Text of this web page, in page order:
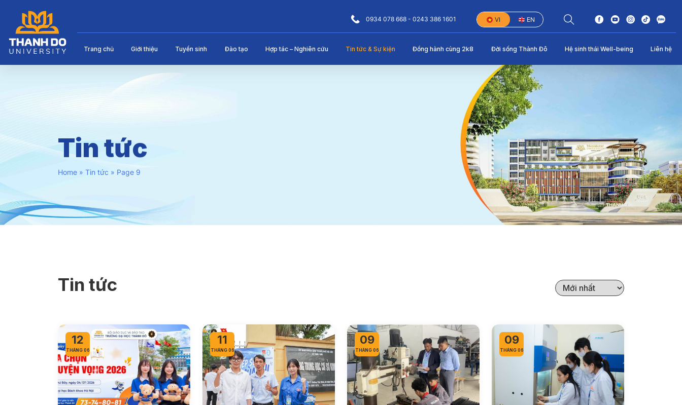
0934 078 668 - 0243 386 1601 VI EN
Trang chủ Giới thiệu Tuyển sinh Đào tạo Hợp tác – Nghiên cứu Tin tức & Sự kiện Đồng hành cùng 2k8 Đời sống Thành Đô Hệ sinh thái Well-being Liên hệ
Tin tức
Home » Tin tức » Page 9
Tin tức
12
THÁNG 06
11
THÁNG 06
09
THÁNG 06
09
THÁNG 06